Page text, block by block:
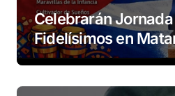
Celebrarán
Fidelísimos en